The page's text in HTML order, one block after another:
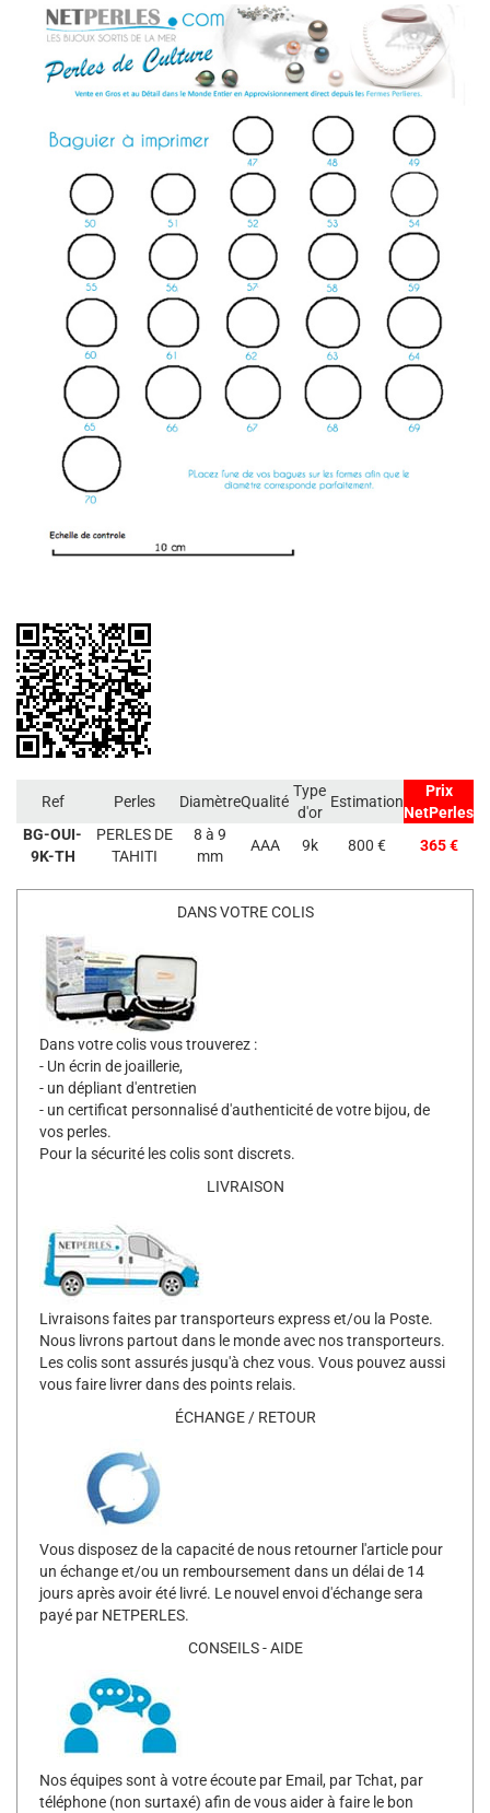
Ref Perles DiamètreQualité
Type
d'or
Estimation
Prix
NetPerles
BG-OUI-
9K-TH
PERLES DE
TAHITI
8 à 9
mm
AAA 9k 800 € 365 €
DANS VOTRE COLIS
Dans votre colis vous trouverez :
- Un écrin de joaillerie,
- un dépliant d'entretien
- un certificat personnalisé d'authenticité de votre bijou, de
vos perles.
Pour la sécurité les colis sont discrets.
LIVRAISON
Livraisons faites par transporteurs express et/ou la Poste.
Nous livrons partout dans le monde avec nos transporteurs.
Les colis sont assurés jusqu'à chez vous. Vous pouvez aussi
vous faire livrer dans des points relais.
ÉCHANGE / RETOUR
Vous disposez de la capacité de nous retourner l'article pour
un échange et/ou un remboursement dans un délai de 14
jours après avoir été livré. Le nouvel envoi d'échange sera
payé par NETPERLES.
CONSEILS - AIDE
Nos équipes sont à votre écoute par Email, par Tchat, par
téléphone (non surtaxé) afin de vous aider à faire le bon